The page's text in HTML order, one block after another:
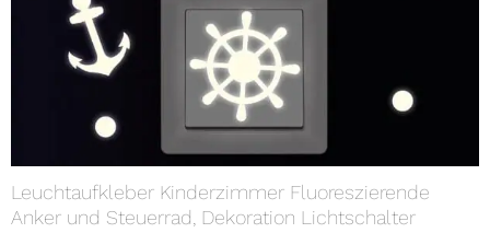
Leuchtaufkleber Kinderzimmer Fluoreszierende
Anker und Steuerrad, Dekoration Lichtschalter